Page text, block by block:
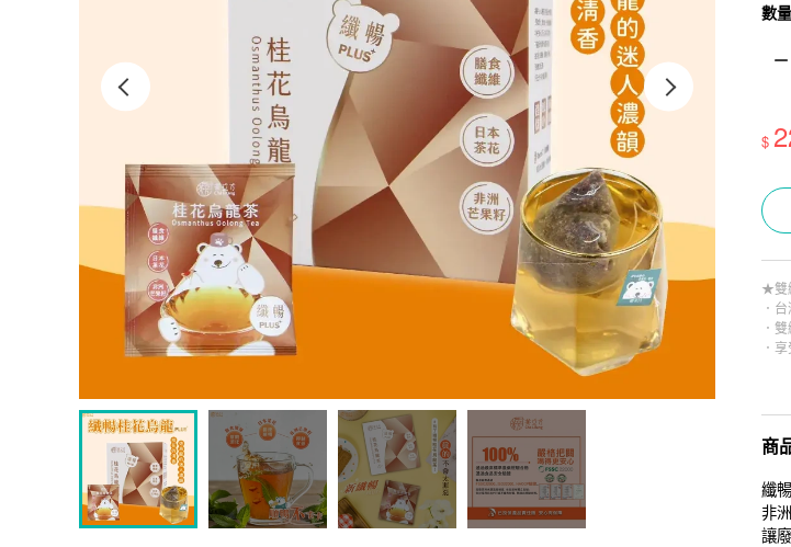
數量
$
★雙
．
．
．
商
纖
非
讓